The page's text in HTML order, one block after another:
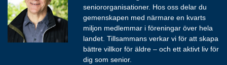
seniororganisationer. Hos oss delar du
gemenskapen med närmare en kvarts
miljon medlemmar i föreningar över hela
landet. Tillsammans verkar vi för att skapa
bättre villkor för äldre – och ett aktivt liv för
dig som senior.